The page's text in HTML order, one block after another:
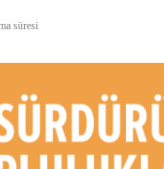
süresi